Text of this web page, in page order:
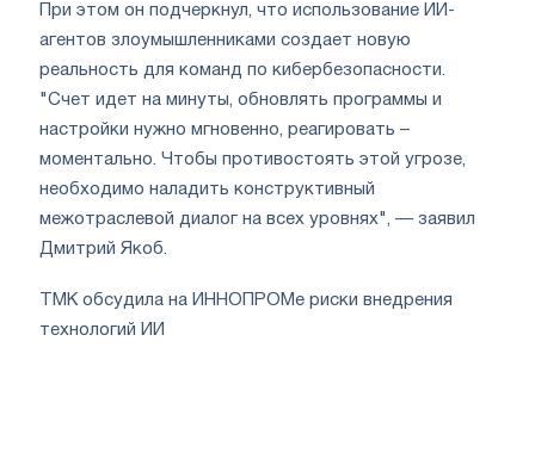
При этом он подчеркнул, что использование ИИ-
агентов злоумышленниками создает новую
реальность для команд по кибербезопасности.
"Счет идет на минуты, обновлять программы и
настройки нужно мгновенно, реагировать –
моментально. Чтобы противостоять этой угрозе,
необходимо наладить конструктивный
межотраслевой диалог на всех уровнях", — заявил
Дмитрий Якоб.
ТМК обсудила на ИННОПРОМе риски внедрения
технологий ИИ